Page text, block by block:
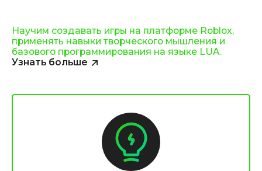
Научим создавать игры на платформе Roblox,
применять навыки творческого мышления и
базового программирования на языке LUA.
Узнать больше